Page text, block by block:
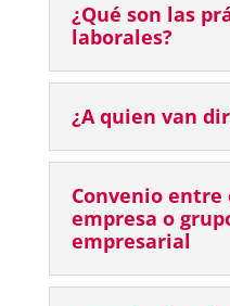
¿Qué son las
laborales?
¿A quien van
Convenio entre
empresa o
empresarial